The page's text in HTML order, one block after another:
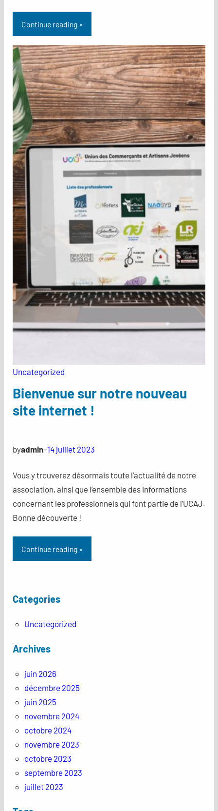
Continue reading »
Uncategorized
Bienvenue sur notre nouveau
site internet !
byadmin–14 juillet 2023
Vous y trouverez désormais toute l’actualité de notre
association, ainsi que l’ensemble des informations
concernant les professionnels qui font partie de l’UCAJ.
Bonne découverte !
Continue reading »
Categories
Uncategorized
Archives
juin 2026
décembre 2025
juin 2025
novembre 2024
octobre 2024
novembre 2023
octobre 2023
septembre 2023
juillet 2023